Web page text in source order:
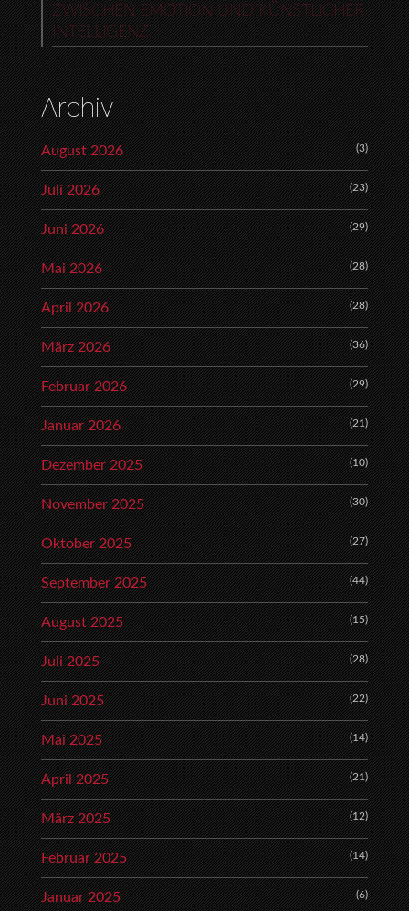
ZWISCHEN EMOTION UND KÜNSTLICHER
INTELLIGENZ
Archiv
August 2026 (3)
Juli 2026 (23)
Juni 2026 (29)
Mai 2026 (28)
April 2026 (28)
März 2026 (36)
Februar 2026 (29)
Januar 2026 (21)
Dezember 2025 (10)
November 2025 (30)
Oktober 2025 (27)
September 2025 (44)
August 2025 (15)
Juli 2025 (28)
Juni 2025 (22)
Mai 2025 (14)
April 2025 (21)
März 2025 (12)
Februar 2025 (14)
Januar 2025 (6)